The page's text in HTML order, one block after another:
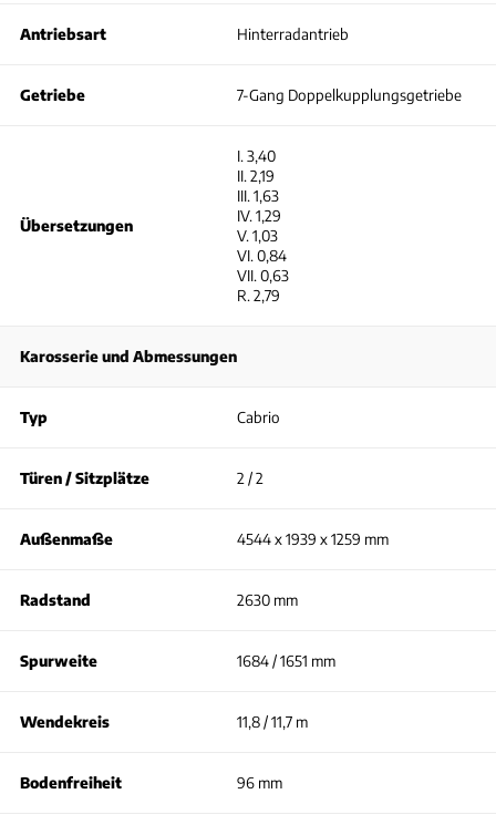
Antriebsart Hinterradantrieb
Getriebe 7-Gang Doppelkupplungsgetriebe
Übersetzungen
I. 3,40
II. 2,19
III. 1,63
IV. 1,29
V. 1,03
VI. 0,84
VII. 0,63
R. 2,79
Karosserie und Abmessungen
Typ Cabrio
Türen / Sitzplätze 2 / 2
Außenmaße 4544 x 1939 x 1259 mm
Radstand 2630 mm
Spurweite 1684 / 1651 mm
Wendekreis 11,8 / 11,7 m
Bodenfreiheit 96 mm